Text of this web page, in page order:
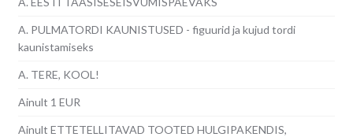
A. PULMATORDI KAUNISTUSED - figuurid ja kujud tordi
kaunistamiseks
A. TERE, KOOL!
Ainult 1 EUR
Ainult ETTETELLITAVAD TOOTED HULGIPAKENDIS,